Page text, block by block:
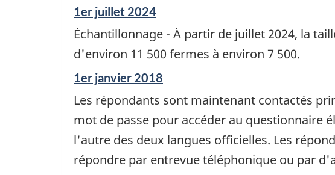
Période
de
référence
de
-
1er juillet 2024
Échantillonnage - À partir de juillet 2024, la
d'environ 11 500 fermes à environ 7 500.
Période
référence
de
changement
-
1er janvier 2018
Les répondants sont maintenant contactés
mot de passe pour accéder au questionnaire
l'autre des deux langues officielles. Les
répondre par entrevue téléphonique ou par